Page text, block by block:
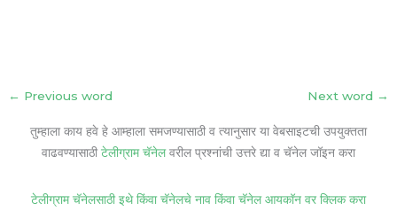
← Previous word Next word →
तुम्हाला काय हवे हे आम्हाला समजण्यासाठी व त्यानुसार या वेबसाइटची उपयुक्तता
वाढवण्यासाठी टेलीग्राम चॅनेलवरील प्रश्नांची उत्तरे द्या व चॅनेल जॉइन करा
टेलीग्राम चॅनेलसाठी इथे किंवा चॅनेलचे नाव किंवा चॅनेल आयकॉन वर क्लिक करा